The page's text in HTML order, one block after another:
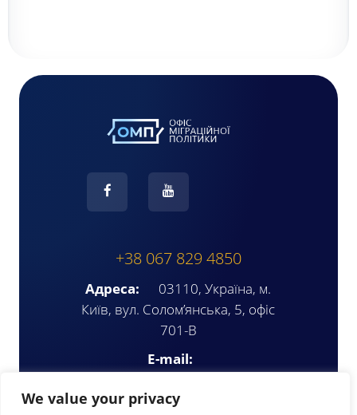
We value your privacy
+38 067 829 4850
Адреса:
03110, Україна, м.
Київ, вул. Солом’янська, 5, офіс
701-В
E-mail: